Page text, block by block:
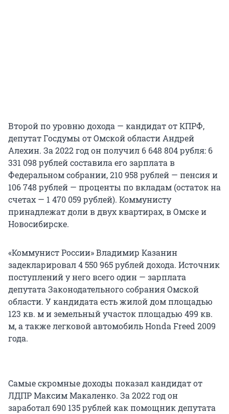
Второй по уровню дохода — кандидат от КПРФ,
депутат Госдумы от Омской области Андрей
Алехин. За 2022 год он получил 6 648 804 рубля: 6
331 098 рублей составила его зарплата в
Федеральном собрании, 210 958 рублей — пенсия и
106 748 рублей — проценты по вкладам (остаток на
счетах — 1 470 059 рублей). Коммунисту
принадлежат доли в двух квартирах, в Омске и
Новосибирске.
«Коммунист России» Владимир Казанин
задекларировал 4 550 965 рублей дохода. Источник
поступлений у него всего один — зарплата
депутата Законодательного собрания Омской
области. У кандидата есть жилой дом площадью
123 кв. м и земельный участок площадью 499 кв.
м, а также легковой автомобиль Honda Freed 2009
года.
Самые скромные доходы показал кандидат от
ЛДПР Максим Макаленко. За 2022 год он
заработал 690 135 рублей как помощник депутата